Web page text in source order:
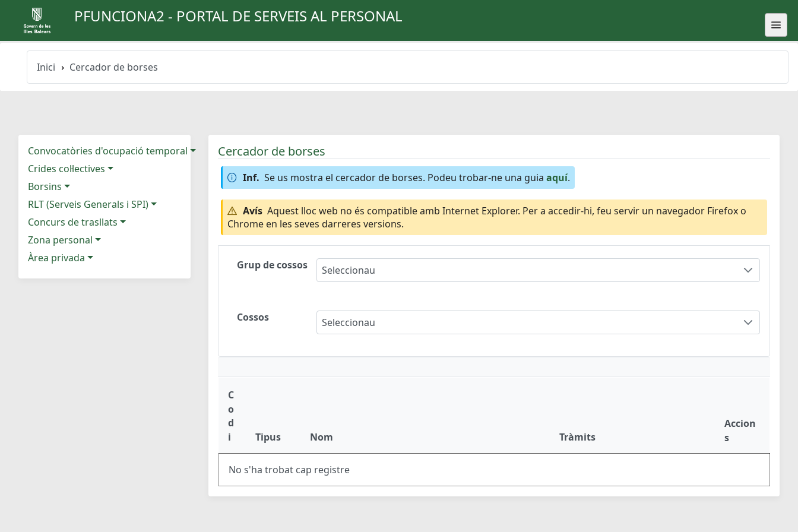
PFUNCIONA2 - PORTAL DE SERVEIS AL PERSONAL
Inici Cercador de borses
Convocatòries d'ocupació temporal
Crides col·lectives
Borsins
RLT (Serveis Generals i SPI)
Concurs de trasllats
Zona personal
Àrea privada
Cercador de borses
Inf. Se us mostra el cercador de borses. Podeu trobar-ne una guia aquí.
Avís Aquest lloc web no és compatible amb Internet Explorer. Per a accedir-hi, feu servir un navegador Firefox o
Chrome en les seves darreres versions.
Grup de cossos Seleccionau
Cossos Seleccionau
C
o
d
i
Tipus Nom Tràmits
Accion
s
No s'ha trobat cap registre